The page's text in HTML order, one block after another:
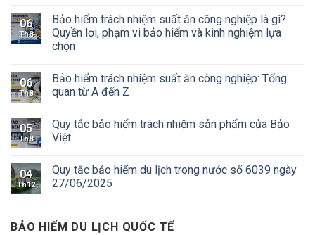
06
Th8
Bảo hiểm trách nhiệm suất ăn công nghiệp là gì?
Quyền lợi, phạm vi bảo hiểm và kinh nghiệm lựa
chọn
06
Th8
Bảo hiểm trách nhiệm suất ăn công nghiệp: Tổng
quan từ A đến Z
05
Th8
Quy tắc bảo hiểm trách nhiệm sản phẩm của Bảo
Việt
04
Th12
Quy tắc bảo hiểm du lịch trong nước số 6039 ngày
27/06/2025
BẢO HIỂM DU LỊCH QUỐC TẾ